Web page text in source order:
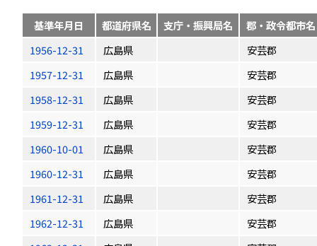
基準年月日 都道府県名 支庁・振興局名
郡・政令都市名
1956-12-31
広島県
安芸郡
1957-12-31
広島県
安芸郡
1958-12-31
広島県
安芸郡
1959-12-31
広島県
安芸郡
1960-10-01
広島県
安芸郡
1960-12-31
広島県
安芸郡
1961-12-31
広島県
安芸郡
1962-12-31
広島県
安芸郡